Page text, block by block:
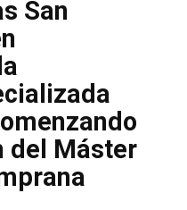
San
del Máster